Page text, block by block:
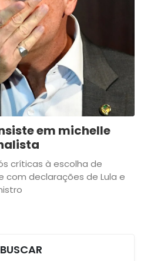
em michelle
críticas à escolha de
com declarações de Lula e
BUSCAR